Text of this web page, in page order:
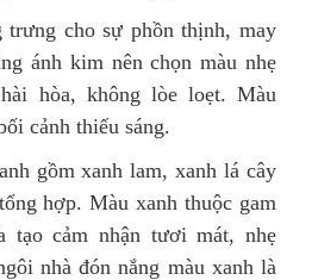
trưng cho sự phồn thịnh, may
ánh kim nên chọn màu nhẹ
hòa, không lòe loẹt. Màu
cảnh thiếu sáng.
gồm xanh lam, xanh lá cây
hợp. Màu xanh thuộc gam
tạo cảm nhận tươi mát, nhẹ
nhà đón nắng màu xanh là